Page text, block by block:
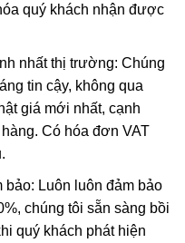
mỏ quặng có thể tiến
thô sơ hoặc là sử dụng
làm tiêu biểu nhất hiện
là khoan đầu búa
vực khai thác.
quý khách nhận được
nhất thị trường: Chúng
tin cậy, không qua
giá mới nhất, cạnh
Có hóa đơn VAT
Luôn luôn đảm bảo
chúng tôi sẵn sàng bồi
quý khách phát hiện